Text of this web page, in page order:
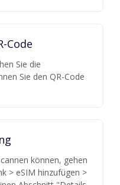
Code
Sie die
Sie den QR-Code
können, gehen
> eSIM hinzufügen >